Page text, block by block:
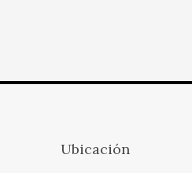
Ubicación